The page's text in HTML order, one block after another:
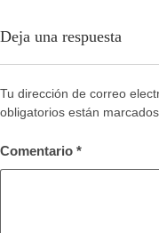
Deja una respuesta
Tu dirección de correo
obligatorios están
Comentario *